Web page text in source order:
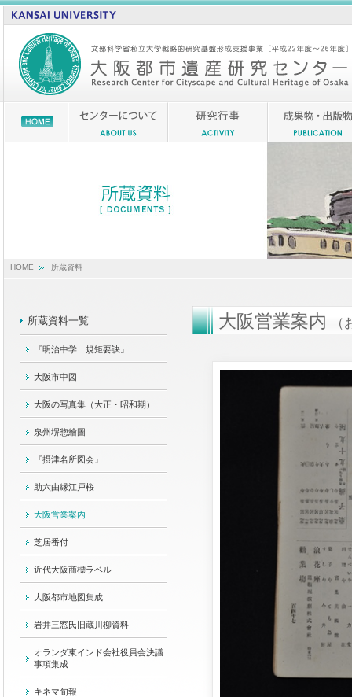
HOME 所蔵資料
所蔵資料一覧
『明治中学 規矩要訣』
大阪市中図
大阪の写真集（大正・昭和期）
泉州堺惣繪圖
『摂津名所図会』
助六由縁江戸桜
大阪営業案内
芝居番付
近代大阪商標ラベル
大阪都市地図集成
岩井三窓氏旧蔵川柳資料
オランダ東インド会社役員会決議
事項集成
キネマ旬報
大阪営業案内